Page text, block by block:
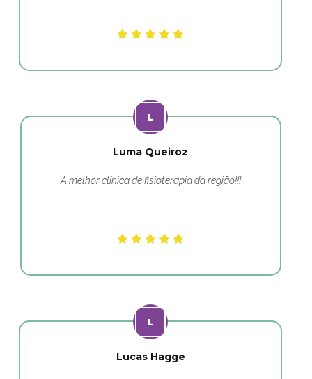
Luma Queiroz
A melhor clínica de fisioterapia da região!!!
Lucas Hagge